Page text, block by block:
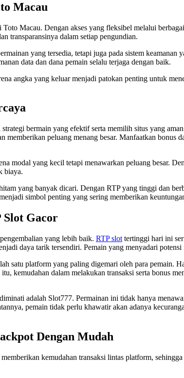
Macau
Macau. Dengan akses yang fleksibel melalui
transparansinya dalam setiap pengundian.
yang tersedia, tetapi juga pada sistem keamanan
data dan dana pemain selalu terjaga dengan baik.
angka yang keluar menjadi patokan penting untuk
bermain yang efektif serta memilih situs yang
memberikan peluang menang besar. Manfaatkan
modal yang kecil tetapi menawarkan peluang besar.
biaya.
yang banyak dicari. Dengan RTP yang tinggi dan
simbol penting yang sering memberikan
Slot Gacor
yang lebih baik. RTP slot tertinggi hari ini
daya tarik tersendiri. Pemain yang menyadari
satu platform yang paling digemari oleh para pemain.
kemudahan dalam melakukan transaksi serta bonus
adalah Slot777. Permainan ini tidak hanya
pemain tidak perlu khawatir akan adanya
Dengan Mudah
kemudahan transaksi lintas platform,